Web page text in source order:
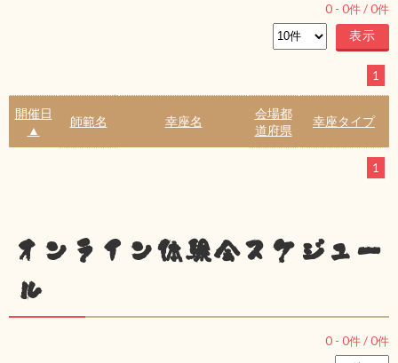
0 - 0件 /0件
1
開催日
▲
師範名 幸座名
会場都
道府県
幸座タイプ
1
オンライン体験会スケジュー
ル
0 - 0件 /0件